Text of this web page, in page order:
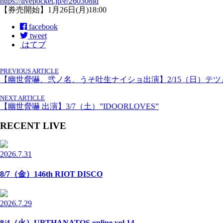
【券売開始】1月26日(月)18:00
facebook
tweet
はてブ
PREVIOUS ARTICLE
【幽世脅嚇、弐ノ名、うそ吐生ナイショ出演】2/15（日）テ
NEXT ARTICLE
【幽世脅嚇 出演】3/7（土）”IDOORLOVES”
RECENT LIVE
2026.7.31
8/7（金）146th RIOT DISCO
2026.7.29